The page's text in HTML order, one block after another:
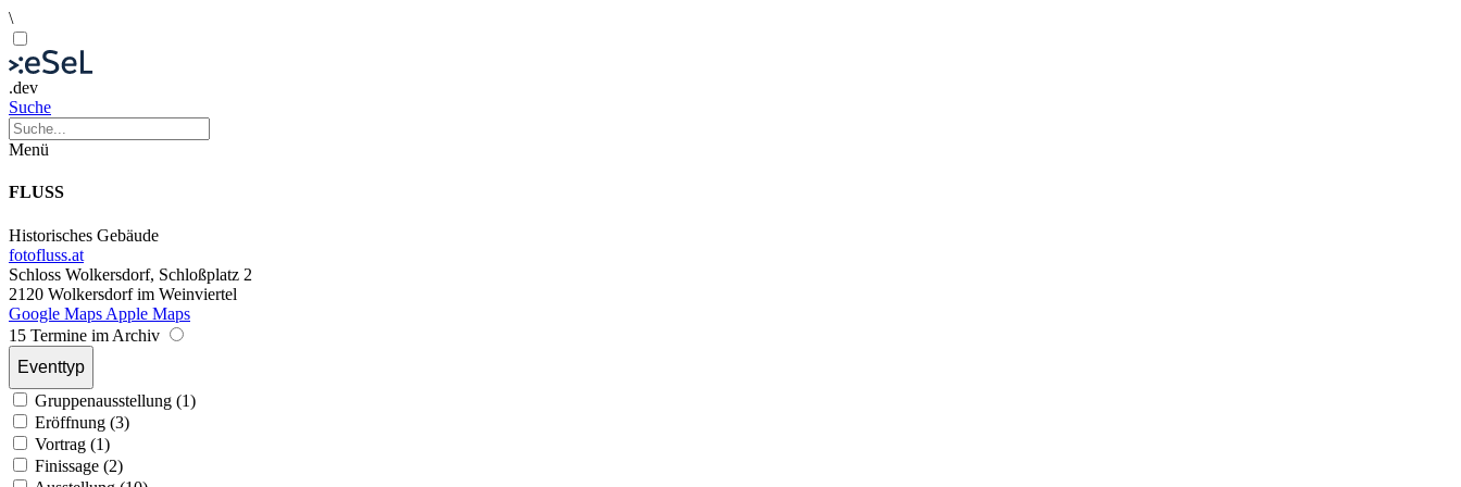
\
.dev
Suche
Menü
FLUSS
Historisches Gebäude
fotofluss.at
Schloss Wolkersdorf, Schloßplatz 2
2120 Wolkersdorf im Weinviertel
Google Maps Apple Maps
15 Termine im Archiv
Eventtyp
Gruppenausstellung (1)
Eröffnung (3)
Vortrag (1)
Finissage (2)